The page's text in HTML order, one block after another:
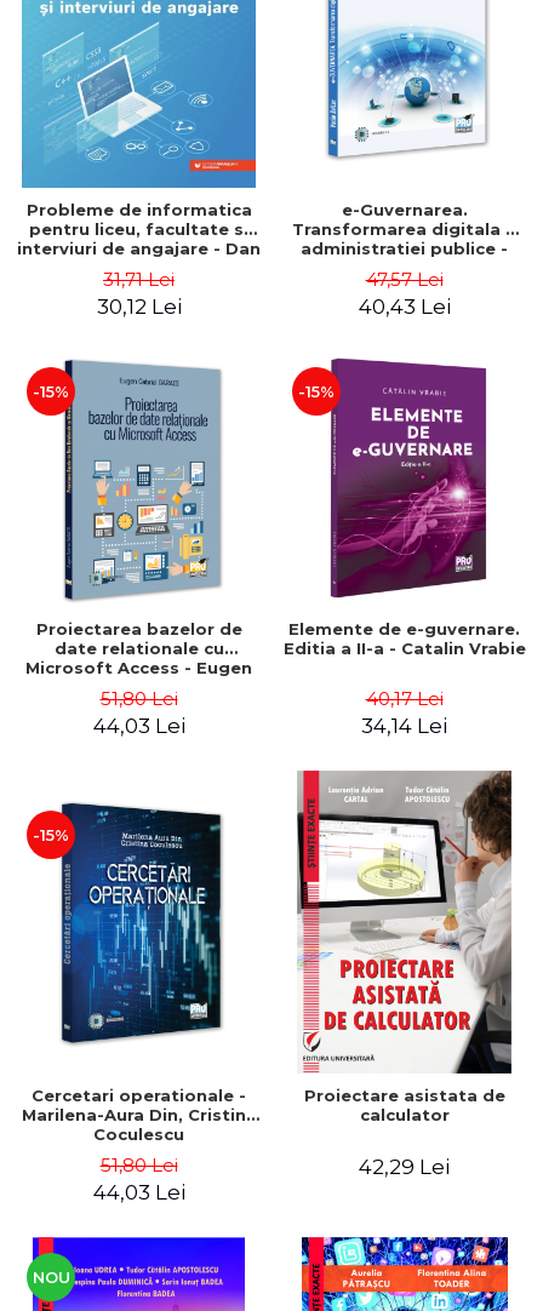
ADMINISTRATIVE
ȘTIINȚE ECONOMICE
ȘTIINȚE EXACTE
EDUCAȚIE FIZICĂ ȘI SPORT
PREUNIVERSITARIA
TIMP LIBER
ÎN CURS DE APARIȚIE
NOUTĂȚI
PACHETE DE STUDIU
PROMOȚIILE LUNII
Cum Cumpăr
Livrare
Politica de Retur
Formular de Retur
Distribuitori
Probleme de informatica
pentru liceu, facultate si
interviuri de angajare - Dan
31,71 Lei
30,12 Lei
e-Guvernarea.
Transformarea digitala a
administratiei publice -
47,57 Lei
40,43 Lei
-15%
Proiectarea bazelor de
date relationale cu
Microsoft Access - Eugen
51,80 Lei
44,03 Lei
-15%
Elemente de e-guvernare.
Editia a II-a - Catalin Vrabie
40,17 Lei
34,14 Lei
-15%
Cercetari operationale -
Marilena-Aura Din, Cristina
Coculescu
51,80 Lei
44,03 Lei
Proiectare asistata de
calculator
42,29 Lei
NOU